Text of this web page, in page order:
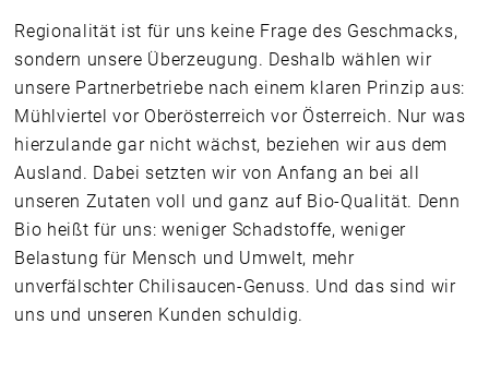
Regionalität ist für uns keine Frage des Geschmacks,
sondern unsere Überzeugung. Deshalb wählen wir
unsere Partnerbetriebe nach einem klaren Prinzip aus:
Mühlviertel vor Oberösterreich vor Österreich. Nur was
hierzulande gar nicht wächst, beziehen wir aus dem
Ausland. Dabei setzten wir von Anfang an bei all
unseren Zutaten voll und ganz auf Bio-Qualität. Denn
Bio heißt für uns: weniger Schadstoffe, weniger
Belastung für Mensch und Umwelt, mehr
unverfälschter Chilisaucen-Genuss. Und das sind wir
uns und unseren Kunden schuldig.